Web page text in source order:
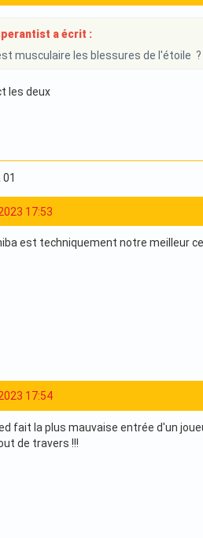
a écrit :
musculaire les blessures de l'étoile ?
les deux
17:53
est techniquement notre meilleur
17:54
fait la plus mauvaise entrée d'un
de travers !!!